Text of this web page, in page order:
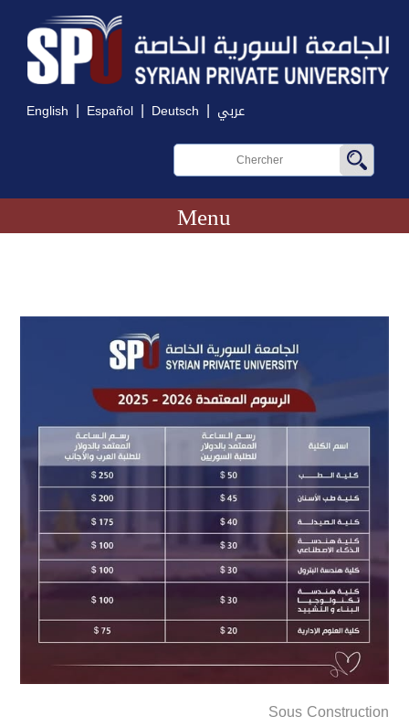
English | Español | Deutsch | عربي
Menu
Sous Construction